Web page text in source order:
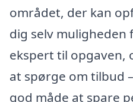
området, der kan
dig selv
ekspert til opgaven,
at spørge om tilbud
god måde at spare